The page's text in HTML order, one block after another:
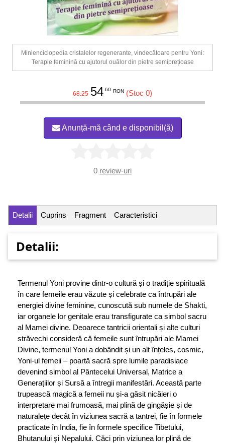
Minienciclopedia cristalelor regenerante, vindecătoare pentru Yoni:
Terapie feminină cu ajutorul ouălor din pietre semiprețioase
68.25 54.60 RON (Stoc 0)
Anunță-mă când e disponibil(ă)
0 review-uri
Detalii Cuprins Fragment Caracteristici
Detalii:
Termenul Yoni provine dintr-o cultură și o tradiție spirituală
în care femeile erau văzute și celebrate ca întrupări ale
energiei divine feminine, cunoscută sub numele de Shakti,
iar organele lor genitale erau transfigurate ca simbol sacru
al Mamei divine. Deoarece tantricii orientali și alte culturi
străvechi consideră că femeile sunt întrupări ale Mamei
Divine, termenul Yoni a dobândit și un alt înțeles, cosmic,
Yoni-ul femeii – poartă sacră spre lumile paradisiace
devenind simbol al Pântecelui Universal, Matrice a
Generațiilor și Sursă a întregii manifestări. Această parte
trupească magică a femeii nu și-a găsit nicăieri o
interpretare mai frumoasă, mai plină de gingășie și de
naturalețe decât în viziunea sacră a tantrei, fie în formele
practicate în India, fie în formele specifice Tibetului,
Bhutanului și Nepalului. Căci prin viziunea lor plină de